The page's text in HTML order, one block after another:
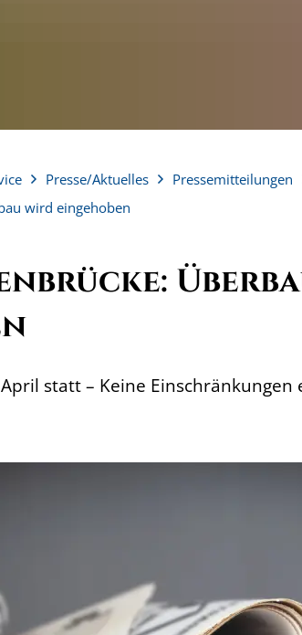
Presse/Aktuelles Pressemitteilungen
wird eingehoben
statt – Keine Einschränkungen